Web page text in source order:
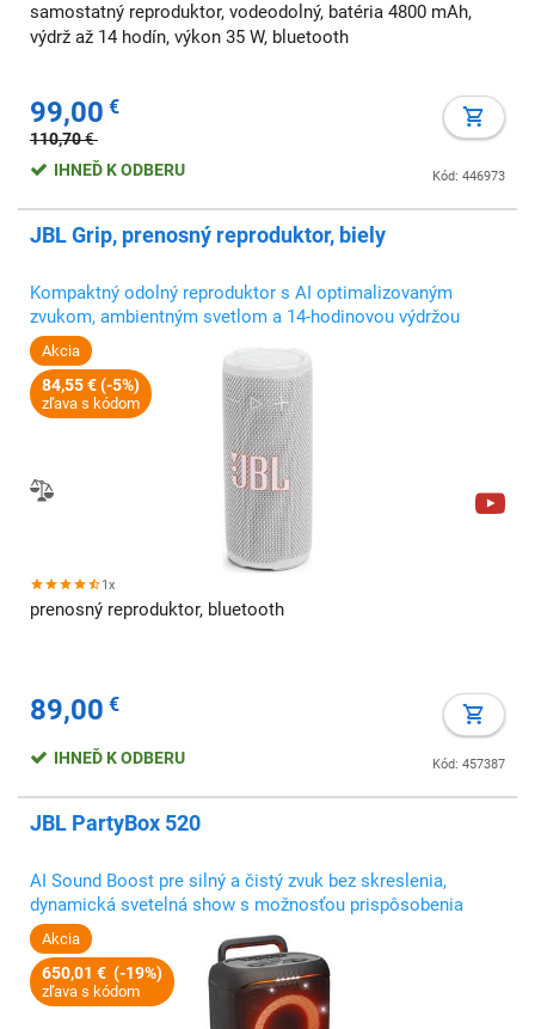
samostatný reproduktor, vodeodolný, batéria 4800 mAh,
výdrž až 14 hodín, výkon 35 W, bluetooth
99,00 €
110,70€
Kód: 446973
IHNEĎ K ODBERU
JBL Grip, prenosný reproduktor, biely
Kompaktný odolný reproduktor s AI optimalizovaným
zvukom, ambientným svetlom a 14-hodinovou výdržou
Akcia
84,55 € (-5%)
zľava s kódom
1x
prenosný reproduktor, bluetooth
89,00 €
Kód: 457387
IHNEĎ K ODBERU
JBL PartyBox 520
AI Sound Boost pre silný a čistý zvuk bez skreslenia,
dynamická svetelná show s možnosťou prispôsobenia
Akcia
650,01 € (-19%)
zľava s kódom